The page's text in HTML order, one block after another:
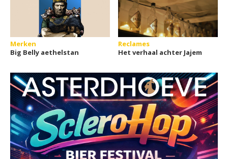
Merken
Big Belly aethelstan
Reclames
Het verhaal achter Jajem